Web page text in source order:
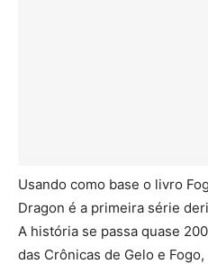
Usando como base o livro
Dragon é a primeira série
A história se passa quase
das Crônicas de Gelo e